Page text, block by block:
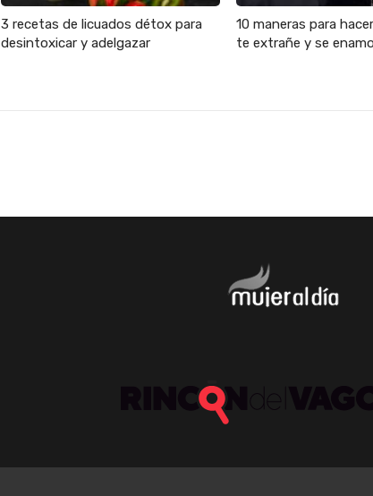
3 recetas de licuados détox para
desintoxicar y adelgazar
10 maneras para
te extrañe y se